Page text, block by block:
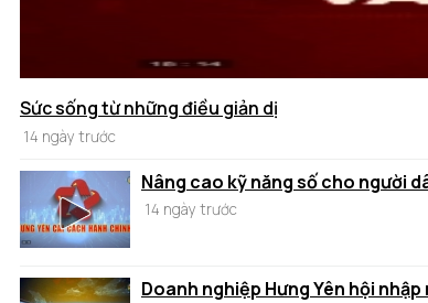
Sức sống từ những điều giản dị
14 ngày trước
Nâng cao kỹ năng số cho người
14 ngày trước
Doanh nghiệp Hưng Yên hội